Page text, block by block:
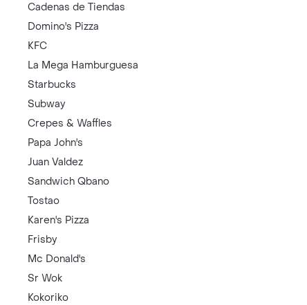
Cadenas de Tiendas
Domino's Pizza
KFC
La Mega Hamburguesa
Starbucks
Subway
Crepes & Waffles
Papa John's
Juan Valdez
Sandwich Qbano
Tostao
Karen's Pizza
Frisby
Mc Donald's
Sr Wok
Kokoriko